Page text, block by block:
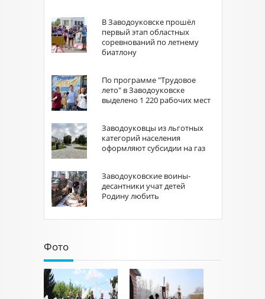
В Заводоуковске прошёл
первый этап областных
соревнований по летнему
биатлону
По программе "Трудовое
лето" в Заводоуковске
выделено 1 220 рабочих мест
Заводоуковцы из льготных
категорий населения
оформляют субсидии на газ
Заводоуковские воины-
десантники учат детей
Родину любить
Фото